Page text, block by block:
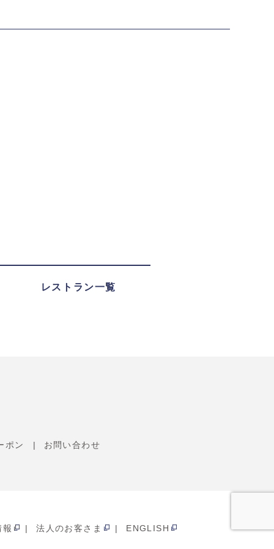
レストラン一覧
ポン お問い合わせ
報 法人のお客さま ENGLISH